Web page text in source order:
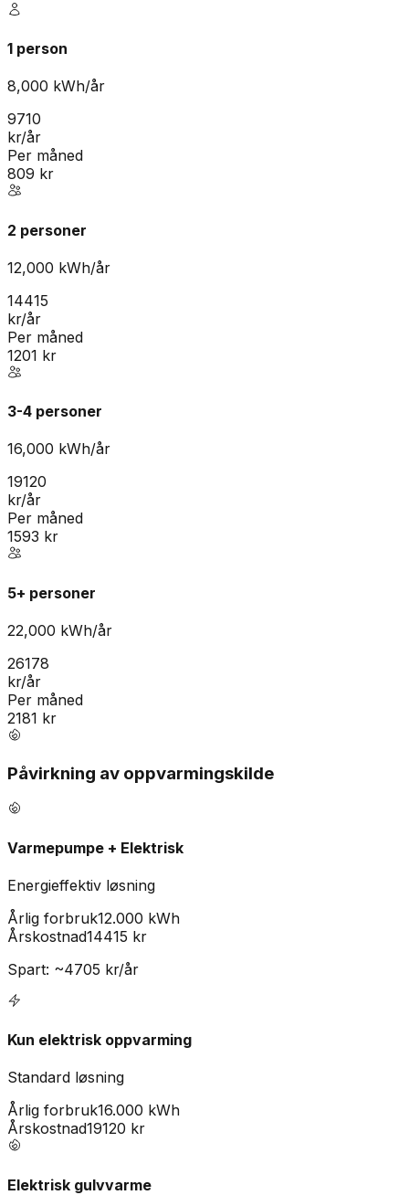
1 person
8,000 kWh/år
9710
kr/år
Per måned
809 kr
2 personer
12,000 kWh/år
14415
kr/år
Per måned
1201 kr
3-4 personer
16,000 kWh/år
19120
kr/år
Per måned
1593 kr
5+ personer
22,000 kWh/år
26178
kr/år
Per måned
2181 kr
Påvirkning av oppvarmingskilde
Varmepumpe + Elektrisk
Energieffektiv løsning
Årlig forbruk12.000 kWh
Årskostnad14415 kr
Spart: ~4705 kr/år
Kun elektrisk oppvarming
Standard løsning
Årlig forbruk16.000 kWh
Årskostnad19120 kr
Elektrisk gulvvarme